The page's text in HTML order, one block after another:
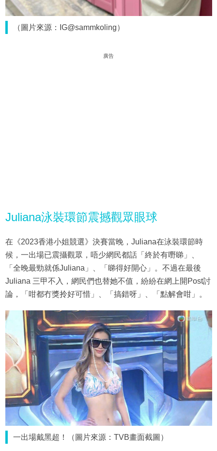
（圖片來源：IG@sammkoling）
廣告
Juliana泳裝環節震撼觀眾眼球
在《2023香港小姐競選》決賽當晚，Juliana在泳裝環節時
候，一出場已震攝觀眾，唔少網民都話「終於有嘢睇」、
「全晚最勁就係Juliana」、「睇得好開心」。不過在最後
Juliana 三甲不入，網民們也替她不值，紛紛在網上開Post討
論，「咁都冇獎拎好可惜」、「搞錯呀」、「點解會咁」。
一出場戴黑超！（圖片來源：TVB畫面截圖）